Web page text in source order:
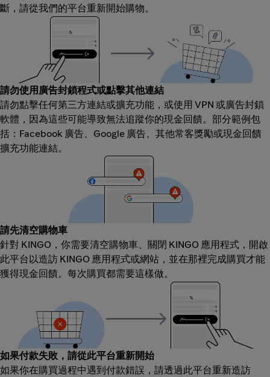
斷，請從我們的平台重新開始購物。
請勿使用廣告封鎖程式或點擊其他連結
請勿點擊任何第三方連結或擴充功能，或使用 VPN 或廣告封鎖
軟體，因為這些可能導致無法追蹤你的現金回饋。部分範例包
括：Facebook 廣告、Google 廣告、其他常客獎勵或現金回饋
擴充功能連結。
請先清空購物車
針對 KINGO，你需要清空購物車、關閉 KINGO 應用程式，開啟
此平台以造訪 KINGO 應用程式或網站，並在那裡完成購買才能
獲得現金回饋。每次購買都需要這樣做。
如果付款失敗，請從此平台重新開始
如果你在購買過程中遇到付款錯誤，請透過此平台重新造訪